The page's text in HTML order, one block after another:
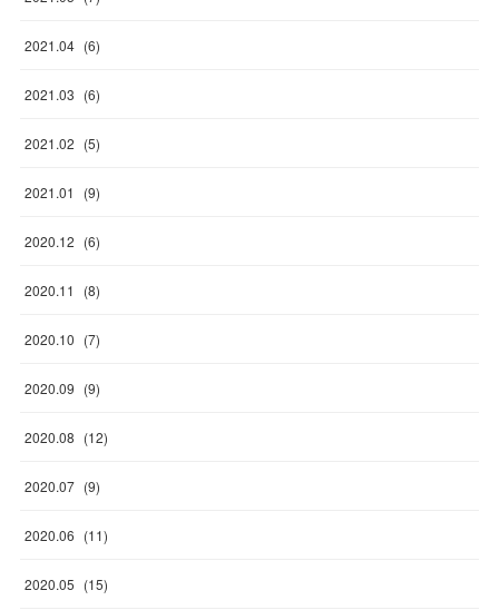
2021.04 (6)
2021.03 (6)
2021.02 (5)
2021.01 (9)
2020.12 (6)
2020.11 (8)
2020.10 (7)
2020.09 (9)
2020.08 (12)
2020.07 (9)
2020.06 (11)
2020.05 (15)